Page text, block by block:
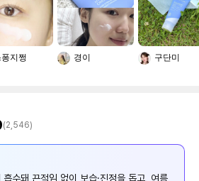
퐁지쩡 경이 구단미
(2,546)
수돼 끈적임 없이 보습·진정을 돕고, 여름